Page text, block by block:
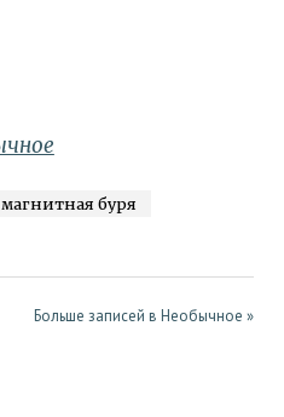
магнитная буря
Больше записей в Необычное »